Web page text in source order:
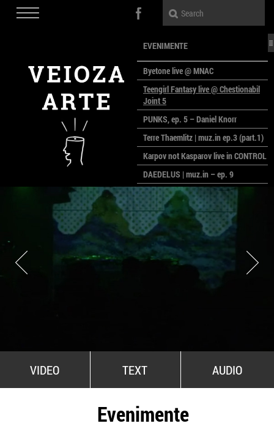
EVENIMENTE
Byetone live @ MNAC
Teengirl Fantasy live @ Chestionabil
Joint 5
PUNKS, ep. 5 – Daniel Knorr
Terre Thaemlitz | muz.in ep.3 (part.1)
Karpov not Kasparov live in CONTROL
DAEDELUS | muz.in – ep. 9
LALELE, LALELE – prima premieră a
anului la MACAZ
CinePOLSKA – filme poloneze la
București
PEOPLE OF ROMANIA se lansează la
galeria Simeza
All Stars For Outernational
VIDEO TEXT AUDIO
Evenimente